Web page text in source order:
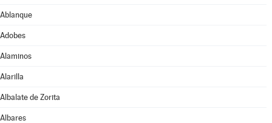
Ablanque
Adobes
Alaminos
Alarilla
Albalate de Zorita
Albares